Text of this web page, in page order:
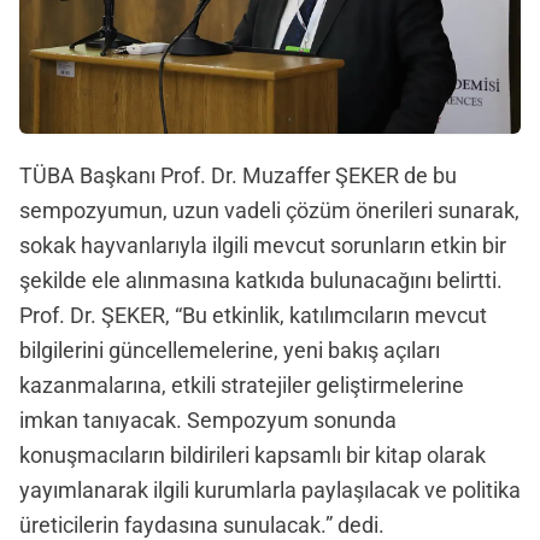
TÜBA Başkanı Prof. Dr. Muzaffer ŞEKER de bu
sempozyumun, uzun vadeli çözüm önerileri sunarak,
sokak hayvanlarıyla ilgili mevcut sorunların etkin bir
şekilde ele alınmasına katkıda bulunacağını belirtti.
Prof. Dr. ŞEKER, “Bu etkinlik, katılımcıların mevcut
bilgilerini güncellemelerine, yeni bakış açıları
kazanmalarına, etkili stratejiler geliştirmelerine
imkan tanıyacak. Sempozyum sonunda
konuşmacıların bildirileri kapsamlı bir kitap olarak
yayımlanarak ilgili kurumlarla paylaşılacak ve politika
üreticilerin faydasına sunulacak.” dedi.